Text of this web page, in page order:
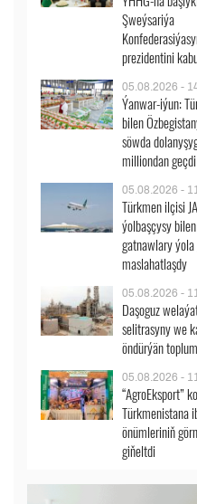
Şweýsariýa
prezidentini
05.08.2026 -
Ýanwar-iýun:
bilen
söwda
milliondan geçdi
05.08.2026 -
Türkmen ilçisi
ýolbaşçysy
gatnawlary
maslahatlaşdy
05.08.2026 -
Daşoguz
selitrasyny we
öndürýän
05.08.2026 -
“AgroEksport”
Türkmenistana
önümleriniň
giňeltdi